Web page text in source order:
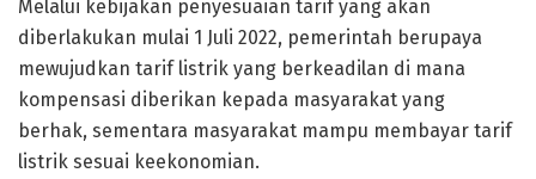
Melalui kebijakan penyesuaian tarif yang akan
diberlakukan mulai 1 Juli 2022, pemerintah berupaya
mewujudkan tarif listrik yang berkeadilan di mana
kompensasi diberikan kepada masyarakat yang
berhak, sementara masyarakat mampu membayar tarif
listrik sesuai keekonomian.